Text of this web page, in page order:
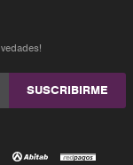
SUSCRIBIRME